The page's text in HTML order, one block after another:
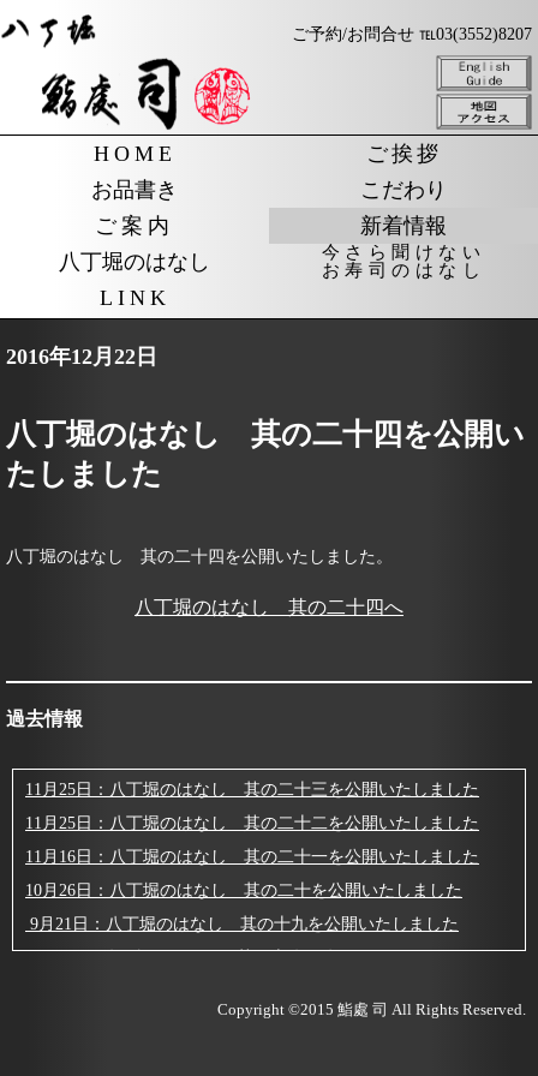
HOME
ご挨拶
お品書き
こだわり
ご案内
新着情報
八丁堀のはなし
今さら聞けない
お寿司のはなし
LINK
ご予約/お問合せ ℡03(3552)8207
2016年12月22日
八丁堀のはなし 其の二十四を公開い
たしました
八丁堀のはなし 其の二十四を公開いたしました。
八丁堀のはなし 其の二十四へ
過去情報
11月25日：八丁堀のはなし 其の二十三を公開いたしました
11月25日：八丁堀のはなし 其の二十二を公開いたしました
11月16日：八丁堀のはなし 其の二十一を公開いたしました
10月26日：八丁堀のはなし 其の二十を公開いたしました
9月21日：八丁堀のはなし 其の十九を公開いたしました
Copyright ©2015 鮨處 司 All Rights Reserved.